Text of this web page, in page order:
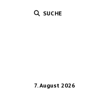
SUCHE
7. August 2026